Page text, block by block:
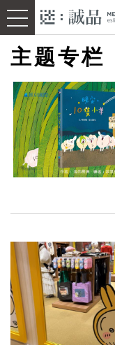
主题专栏